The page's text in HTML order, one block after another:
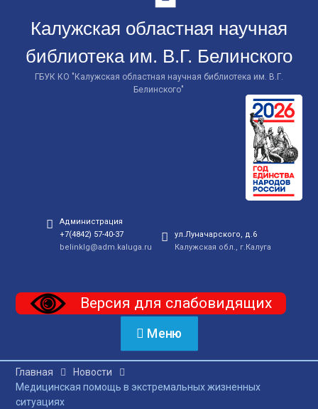
Калужская областная научная
библиотека им. В.Г. Белинского
ГБУК КО "Калужская областная научная библиотека им. В.Г.
Белинского"
Администрация
+7(4842) 57-40-37
belinklg@adm.kaluga.ru
ул.Луначарского, д.6
Калужская обл., г.Калуга
Версия для слабовидящих
Меню
Главная
Новости
Медицинская помощь в экстремальных жизненных
ситуациях